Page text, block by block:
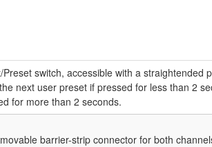
Preset switch, accessible with a straightended
next user preset if pressed for less than 2
for more than 2 seconds.
barrier-strip connector for both